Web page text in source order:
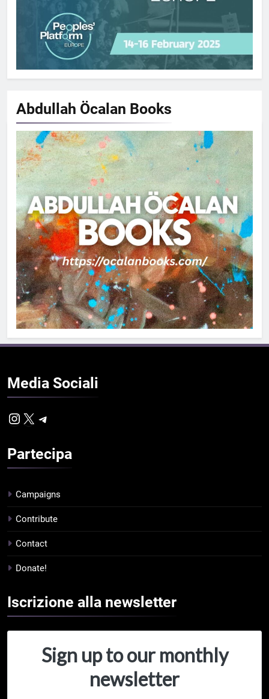
Abdullah Öcalan Books
Media Sociali
Instagram
Partecipa
Campaigns
Contribute
Contact
Donate!
Iscrizione alla newsletter
Sign up to our monthly
newsletter